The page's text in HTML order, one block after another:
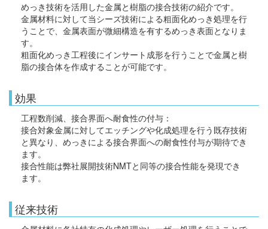
めっき技術を活用した金属と樹脂の接合技術の紹介です。
金属材料に対して当シーズ技術による粗面化めっき処理を行
うことで、金属表面が微細構造を有するめっき表面となりま
す。
粗面化めっき工程後にインサート成形を行うことで金属と樹
脂の接合体を作成することが可能です。
効果
工程数削減、接合界面へ耐食性の付与：
接合対象金属に対してエッチングや化成処理を行う既存技術
と異なり、めっきによる接合界面への耐食性付与が期待でき
ます。
接合性能は弊社展開技術NMTと同等の接合性能を発現でき
ます。
従来技術